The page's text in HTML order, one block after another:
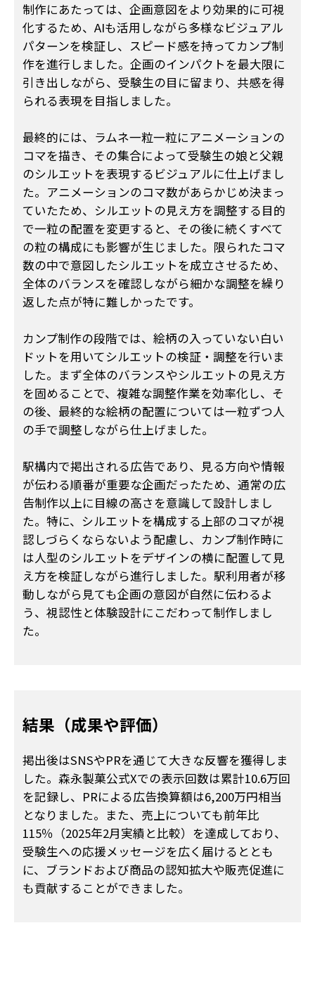
制作にあたっては、企画意図をより効果的に可視
化するため、AIも活用しながら多様なビジュアル
パターンを検証し、スピード感を持ってカンプ制
作を進行しました。企画のインパクトを最大限に
引き出しながら、受験生の目に留まり、共感を得
られる表現を目指しました。
最終的には、ラムネ一粒一粒にアニメーションの
コマを描き、その集合によって受験生の娘と父親
のシルエットを表現するビジュアルに仕上げまし
た。アニメーションのコマ数があらかじめ決まっ
ていたため、シルエットの見え方を調整する目的
で一粒の配置を変更すると、その後に続くすべて
の粒の構成にも影響が生じました。限られたコマ
数の中で意図したシルエットを成立させるため、
全体のバランスを確認しながら細かな調整を繰り
返した点が特に難しかったです。
カンプ制作の段階では、絵柄の入っていない白い
ドットを用いてシルエットの検証・調整を行いま
した。まず全体のバランスやシルエットの見え方
を固めることで、複雑な調整作業を効率化し、そ
の後、最終的な絵柄の配置については一粒ずつ人
の手で調整しながら仕上げました。
駅構内で掲出される広告であり、見る方向や情報
が伝わる順番が重要な企画だったため、通常の広
告制作以上に目線の高さを意識して設計しまし
た。特に、シルエットを構成する上部のコマが視
認しづらくならないよう配慮し、カンプ制作時に
は人型のシルエットをデザインの横に配置して見
え方を検証しながら進行しました。駅利用者が移
動しながら見ても企画の意図が自然に伝わるよ
う、視認性と体験設計にこだわって制作しまし
た。
結果（成果や評価）
掲出後はSNSやPRを通じて大きな反響を獲得しま
した。森永製菓公式Xでの表示回数は累計10.6万回
を記録し、PRによる広告換算額は6,200万円相当
となりました。また、売上についても前年比
115％（2025年2月実績と比較）を達成しており、
受験生への応援メッセージを広く届けるととも
に、ブランドおよび商品の認知拡大や販売促進に
も貢献することができました。